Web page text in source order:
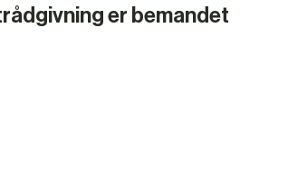
er bemandet